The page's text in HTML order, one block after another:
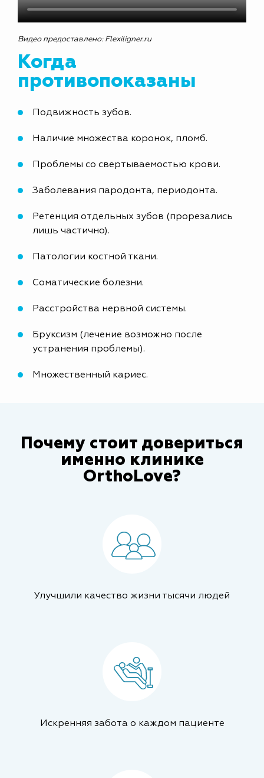
Видео предоставлено: Flexiligner.ru
Когда
противопоказаны
Подвижность зубов.
Наличие множества коронок, пломб.
Проблемы со свертываемостью крови.
Заболевания пародонта, периодонта.
Ретенция отдельных зубов (прорезались
лишь частично).
Патологии костной ткани.
Соматические болезни.
Расстройства нервной системы.
Бруксизм (лечение возможно после
устранения проблемы).
Множественный кариес.
Почему стоит довериться
именно клинике
OrthoLove?
Улучшили качество жизни тысячи людей
Искренняя забота о каждом пациенте